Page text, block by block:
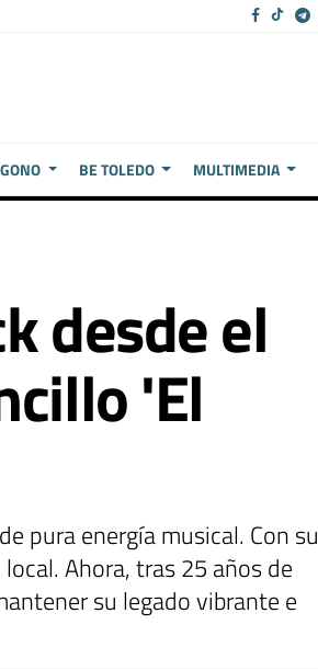
BE TOLEDO MULTIMEDIA
desde el
'El
pura energía musical. Con su
Ahora, tras 25 años de
su legado vibrante e